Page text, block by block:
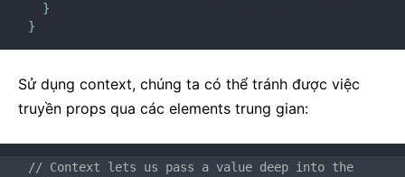
}
}
Sử dụng context, chúng ta có thể tránh được việc
truyền props qua các elements trung gian:
// Context lets us pass a value deep into the
3. Sử dụng State Hook
4. Sử dụng Effect Hook
6. Xây dựng Hooks của bạn
7. Tham chiếu Hooks API
8. Hooks và các câu hỏi thường gặp